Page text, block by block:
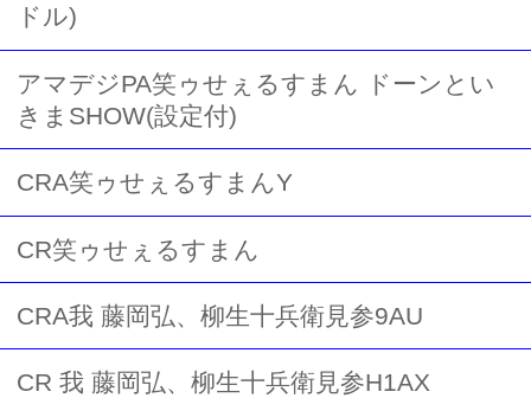
ドル)
アマデジPA笑ゥせぇるすまん ドーンとい
きまSHOW(設定付)
CRA笑ゥせぇるすまんY
CR笑ゥせぇるすまん
CRA我 藤岡弘、柳生十兵衛見参9AU
CR 我 藤岡弘、柳生十兵衛見参H1AX